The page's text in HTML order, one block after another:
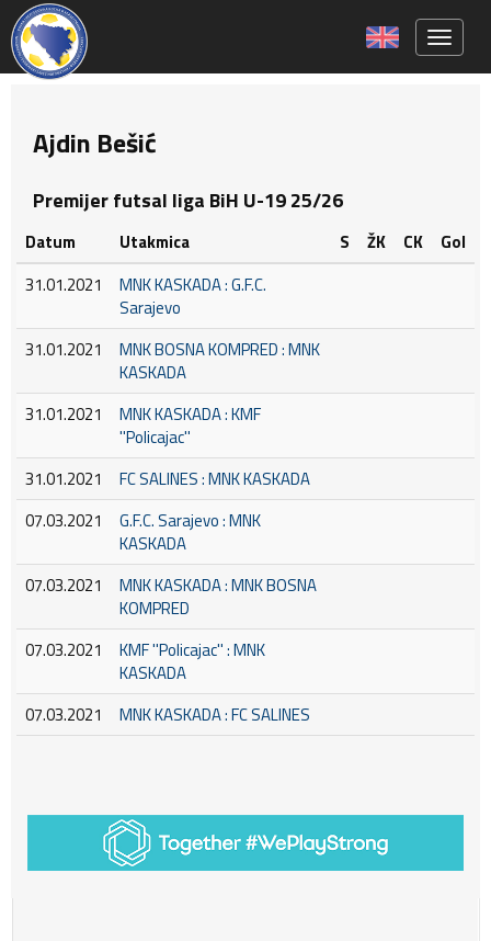
Ajdin Bešić
Premijer futsal liga BiH U-19 25/26
Datum Utakmica S ŽK CK
Gol
31.01.2021
MNK KASKADA : G.F.C.
Sarajevo
31.01.2021
MNK BOSNA KOMPRED : MNK
KASKADA
31.01.2021
MNK KASKADA : KMF
''Policajac''
31.01.2021
FC SALINES : MNK KASKADA
07.03.2021
G.F.C. Sarajevo : MNK
KASKADA
07.03.2021
MNK KASKADA : MNK BOSNA
KOMPRED
07.03.2021
KMF ''Policajac'' : MNK
KASKADA
07.03.2021
MNK KASKADA : FC SALINES